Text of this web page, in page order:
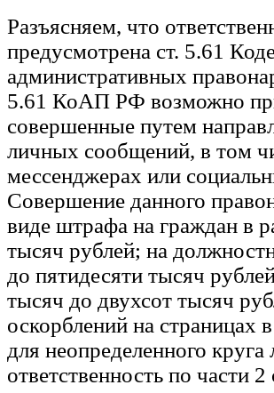
Разъясняем, что
предусмотрена ст. 5.61
административных
5.61 КоАП РФ возможно
совершенные путем
личных сообщений, в том
мессенджерах или
Совершение данного
виде штрафа на граждан в
тысяч рублей; на
до пятидесяти тысяч
тысяч до двухсот тысяч
оскорблений на страницах
для неопределенного круга
ответственность по части